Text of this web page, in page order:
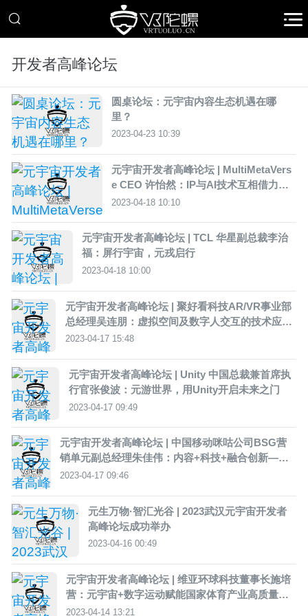
开发者高峰论坛
圆桌论坛：元宇宙内容生态机遇在哪
里？
2023-04-23 10:39
元宇宙开发者高峰论坛 | MultiMetaVers
e CEO 许怡然：IP与AI技术互相借力的
未来
2023-04-18 10:10
元宇宙开发者高峰论坛 | TCL 华星副总裁李治
福：屏行宇宙，元戎启行
2023-04-18 10:00
元宇宙开发者高峰论坛 | 聚好看科技AR/VR事业部
总经理吴连朋：虚拟空间及数字人交互的技术应用
趋势
2023-04-17 15:48
元宇宙开发者高峰论坛 | Unity 中国总裁兼首席执
行官张俊波：元游世界，用Unity开启未来之门
2023-04-17 09:49
元宇宙开发者高峰论坛 | 中国移动咪咕公司BSG营
销单元副总经理朱佳伟：内容+科技+融合创新——
构建元宇宙全新时空
2023-04-17 09:46
元生万物·智汇光谷 | 2023武汉元宇宙开发者
高峰论坛成功举办
2023-04-16 00:49
元宇宙开发者高峰论坛 | 维亚环球科技董事长施培
营：元宇宙+数字运动赋能国家体育产业高质量发
展
2023-04-14 13:21